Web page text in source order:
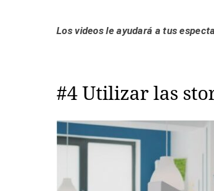
Los videos le ayudará a tus
#4 Utilizar las